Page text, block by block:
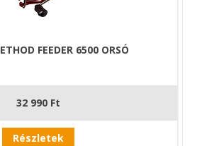
FEEDER 6500 ORSÓ
32 990 Ft
Részletek